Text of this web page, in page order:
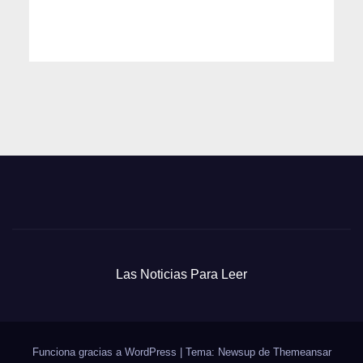
Las Noticias Para Leer
Funciona gracias a WordPress Tema: Newsup de Themeansar